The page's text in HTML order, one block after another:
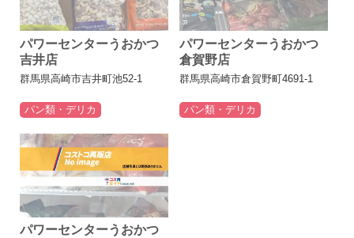
パワーセンターうおかつ
吉井店
群馬県高崎市吉井町池52-1
パン類・デリカ
パワーセンターうおかつ
倉賀野店
群馬県高崎市倉賀野町4691-1
パン類・デリカ
パワーセンターうおかつ